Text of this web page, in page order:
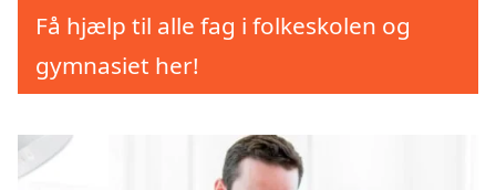
Få hjælp til alle fag i folkeskolen og
gymnasiet her!